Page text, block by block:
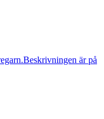
är på